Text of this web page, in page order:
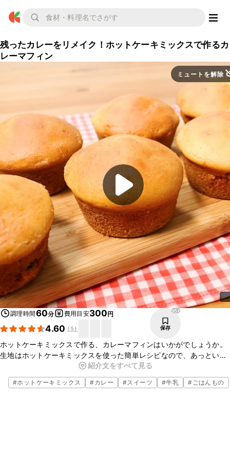
残ったカレーをリメイク！ホットケーキミックスで作るカ
レーマフィン
ミュートを解除
調理時間60分 費用目安300円
4.60 ( 5)
956
保存
ホットケーキミックスで作る、カレーマフィンはいかがでしょうか。
生地はホットケーキミックスを使った簡単レシピなので、あっという
間に作ることができます。お食事にもおやつにも、どちらにもおすす
めですよ。
紹介文をすべて見る
#ホットケーキミックス #カレー #スイーツ #牛乳 #ごはんもの